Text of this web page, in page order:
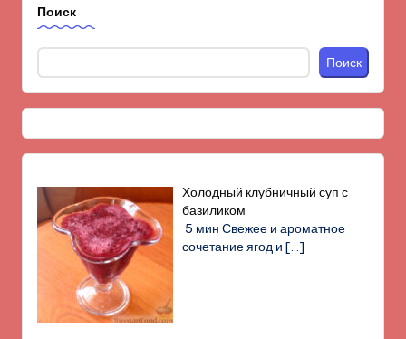
Поиск
Поиск
Холодный клубничный суп с
базиликом
5 мин Свежее и ароматное
сочетание ягод и[…]